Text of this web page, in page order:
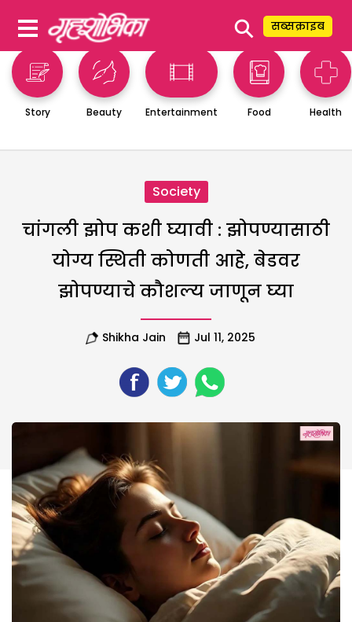
⚲ सब्सक्राइब
Story Beauty Entertainment Food Health
Society
चांगली झोप कशी घ्यावी : झोपण्यासाठी
योग्य स्थिती कोणती आहे, बेडवर
झोपण्याचे कौशल्य जाणून घ्या
Shikha Jain Jul 11, 2025